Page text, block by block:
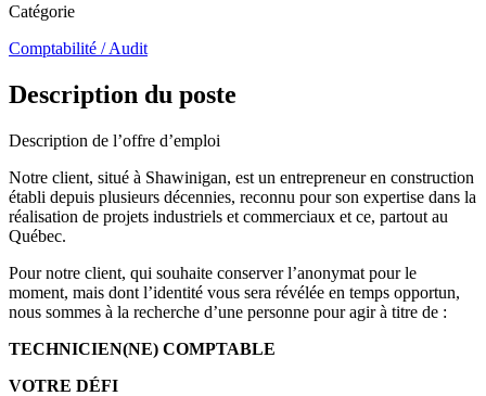
Catégorie
Comptabilité / Audit
Description du poste
Description de l’offre d’emploi
Notre client, situé à Shawinigan, est un entrepreneur en construction
établi depuis plusieurs décennies, reconnu pour son expertise dans la
réalisation de projets industriels et commerciaux et ce, partout au
Québec.
Pour notre client, qui souhaite conserver l’anonymat pour le
moment, mais dont l’identité vous sera révélée en temps opportun,
nous sommes à la recherche d’une personne pour agir à titre de :
TECHNICIEN(NE) COMPTABLE
VOTRE DÉFI